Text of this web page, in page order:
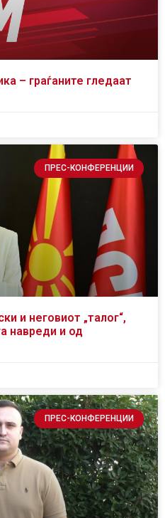
– граѓаните гледаат
ПРЕС-КОНФЕРЕНЦИИ
и неговиот „талог“,
навреди и од
ПРЕС-КОНФЕРЕНЦИИ